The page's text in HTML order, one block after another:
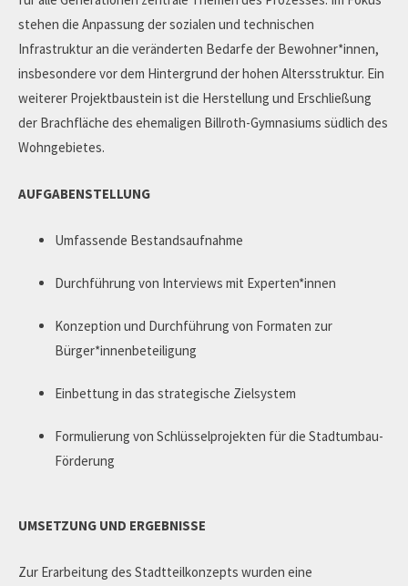
stehen die Anpassung der sozialen und technischen
Infrastruktur an die veränderten Bedarfe der Bewohner*innen,
insbesondere vor dem Hintergrund der hohen Altersstruktur. Ein
weiterer Projektbaustein ist die Herstellung und Erschließung
der Brachfläche des ehemaligen Billroth-Gymnasiums südlich des
Wohngebietes.
AUFGABENSTELLUNG
Umfassende Bestandsaufnahme
Durchführung von Interviews mit Experten*innen
Konzeption und Durchführung von Formaten zur
Bürger*innenbeteiligung
Einbettung in das strategische Zielsystem
Formulierung von Schlüsselprojekten für die Stadtumbau-
Förderung
UMSETZUNG UND ERGEBNISSE
Zur Erarbeitung des Stadtteilkonzepts wurden eine